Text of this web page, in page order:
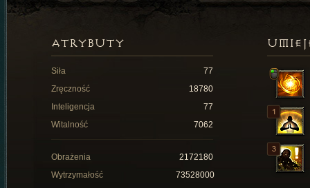
ATRYBUTY
Siła
77
Zręczność
18780
Inteligencja
77
Witalność
7062
Obrażenia
2172180
Wytrzymałość
73528000